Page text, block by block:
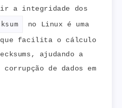
a integridade dos
no Linux é uma
que facilita o cálculo
ajudando a
de dados em